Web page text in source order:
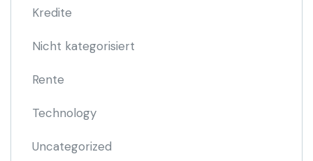
Kredite
Nicht kategorisiert
Rente
Technology
Uncategorized